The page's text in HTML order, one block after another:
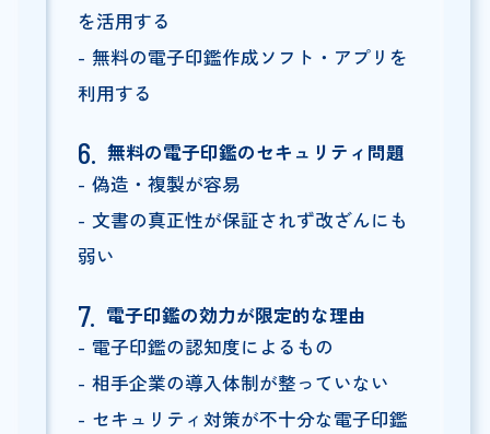
を活用する
無料の電子印鑑作成ソフト・アプリを
利用する
無料の電子印鑑のセキュリティ問題
偽造・複製が容易
文書の真正性が保証されず改ざんにも
弱い
電子印鑑の効力が限定的な理由
電子印鑑の認知度によるもの
相手企業の導入体制が整っていない
セキュリティ対策が不十分な電子印鑑